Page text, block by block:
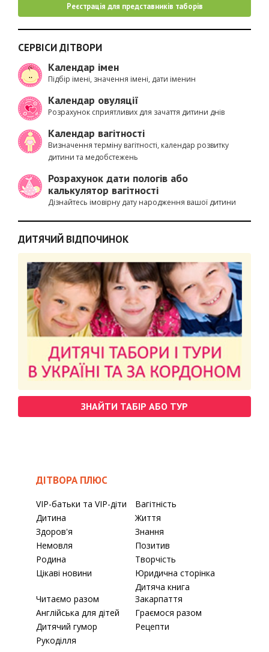
Реєстрація для представників таборів
СЕРВІСИ ДІТВОРИ
Календар імен
Підбір імені, значення імені, дати іменин
Календар овуляції
Розрахунок сприятливих для зачаття дитини днів
Календар вагітності
Визначення терміну вагітності, календар розвитку
дитини та медобстежень
Розрахунок дати пологів або
калькулятор вагітності
Дізнайтесь імовірну дату народження вашої дитини
ДИТЯЧИЙ ВІДПОЧИНОК
ЗНАЙТИ ТАБІР АБО ТУР
ДІТВОРА ПЛЮС
VIP-батьки та VIP-діти
Вагітність
Дитина
Життя
Здоров'я
Знання
Немовля
Позитив
Родина
Творчість
Цікаві новини
Юридична сторінка
Читаємо разом
Дитяча книга
Закарпаття
Англійська для дітей
Граємося разом
Дитячий гумор
Рецепти
Рукоділля